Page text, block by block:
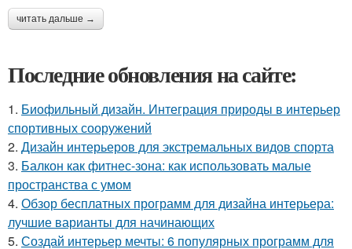
читать дальше →
Последние обновления на сайте:
1. Биофильный дизайн. Интеграция природы в интерьер
спортивных сооружений
2. Дизайн интерьеров для экстремальных видов спорта
3. Балкон как фитнес-зона: как использовать малые
пространства с умом
4. Обзор бесплатных программ для дизайна интерьера:
лучшие варианты для начинающих
5. Создай интерьер мечты: 6 популярных программ для